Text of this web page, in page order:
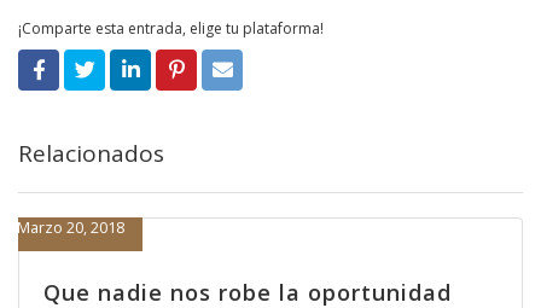
¡Comparte esta entrada, elige tu plataforma!
Relacionados
Que nadie nos robe la oportunidad
Marzo 20, 2018